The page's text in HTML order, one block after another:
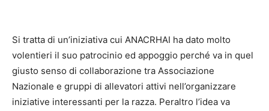
Si tratta di un’iniziativa cui ANACRHAI ha dato molto
volentieri il suo patrocinio ed appoggio perché va in quel
giusto senso di collaborazione tra Associazione
Nazionale e gruppi di allevatori attivi nell’organizzare
iniziative interessanti per la razza. Peraltro l’idea va